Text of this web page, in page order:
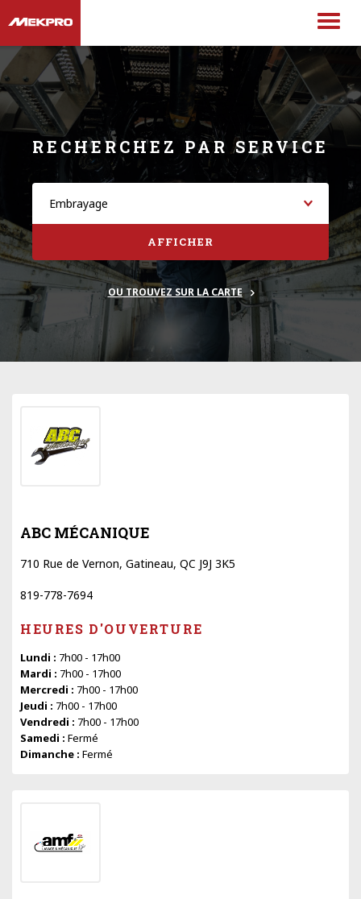
RECHERCHEZ PAR SERVICE
AFFICHER
OU TROUVEZ SUR LA CARTE
ABC MÉCANIQUE
710 Rue de Vernon, Gatineau, QC J9J 3K5
819-778-7694
HEURES D'OUVERTURE
Lundi : 7h00 - 17h00
Mardi : 7h00 - 17h00
Mercredi : 7h00 - 17h00
Jeudi : 7h00 - 17h00
Vendredi : 7h00 - 17h00
Samedi : Fermé
Dimanche : Fermé